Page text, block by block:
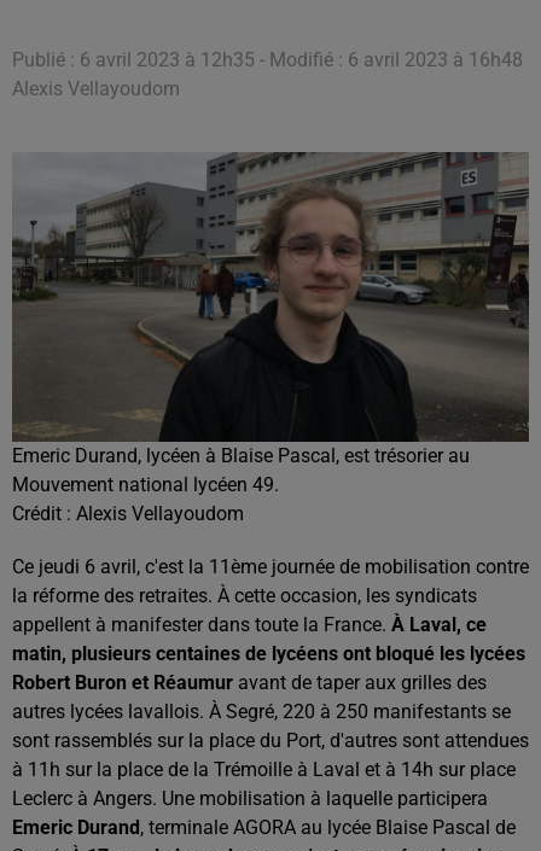
Publié : 6 avril 2023 à 12h35 - Modifié : 6 avril 2023 à 16h48
Alexis Vellayoudom
Emeric Durand, lycéen à Blaise Pascal, est trésorier au
Mouvement national lycéen 49.
Crédit : Alexis Vellayoudom
Ce jeudi 6 avril, c'est la 11ème journée de mobilisation contre
la réforme des retraites. À cette occasion, les syndicats
appellent à manifester dans toute la France. À Laval, ce
matin, plusieurs centaines de lycéens ont bloqué les lycées
Robert Buron et Réaumur avant de taper aux grilles des
autres lycées lavallois. À Segré, 220 à 250 manifestants se
sont rassemblés sur la place du Port, d'autres sont attendues
à 11h sur la place de la Trémoille à Laval et à 14h sur place
Leclerc à Angers. Une mobilisation à laquelle participera
Emeric Durand , terminale AGORA au lycée Blaise Pascal de